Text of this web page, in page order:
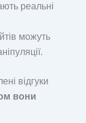
реальні
можуть
відгуки
вони